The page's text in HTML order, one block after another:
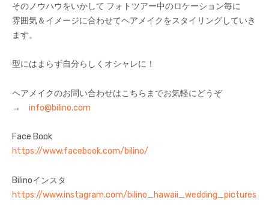
そのノウハウをいかして フォトツアー中のロケーション毎に
雰囲気＆イメージに合わせてヘアメイクをスタイリングしていき
ます。
型にはまらず自分らしくオシャレに！
ヘアメイクのお問い合わせはこちらまでお気軽にどうぞ
→ info@bilino.com
Face Book
https://www.facebook.com/bilino/
Bilinoインスタ
https://www.instagram.com/bilino_hawaii_wedding_pictures/